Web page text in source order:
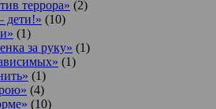
террора» (2)
дети!» (10)
(1)
за руку» (1)
(1)
(1)
(4)
(10)